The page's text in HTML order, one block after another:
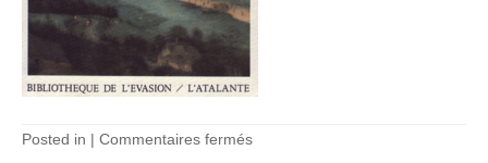
Posted in | Commentaires ferméssur